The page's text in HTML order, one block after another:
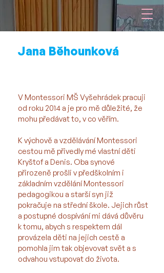
Jana Běhounková
V Montessori MŠ Vyšehrádek pracuji
od roku 2014 a je pro mě důležité, že
mohu předávat to, v co věřím.
K výchově a vzdělávání Montessori
cestou mě přivedly mé vlastní děti
Kryštof a Denis. Oba synové
přirozeně prošli v předškolním i
základním vzdělání Montessori
pedagogikou a starší syn již
pokračuje na střední škole. Jejich růst
a postupné dospívání mi dává důvěru
k tomu, abych s respektem dál
provázela děti na jejich cestě a
pomohla jim tak objevovat svět a s
odvahou vstupovat do života.